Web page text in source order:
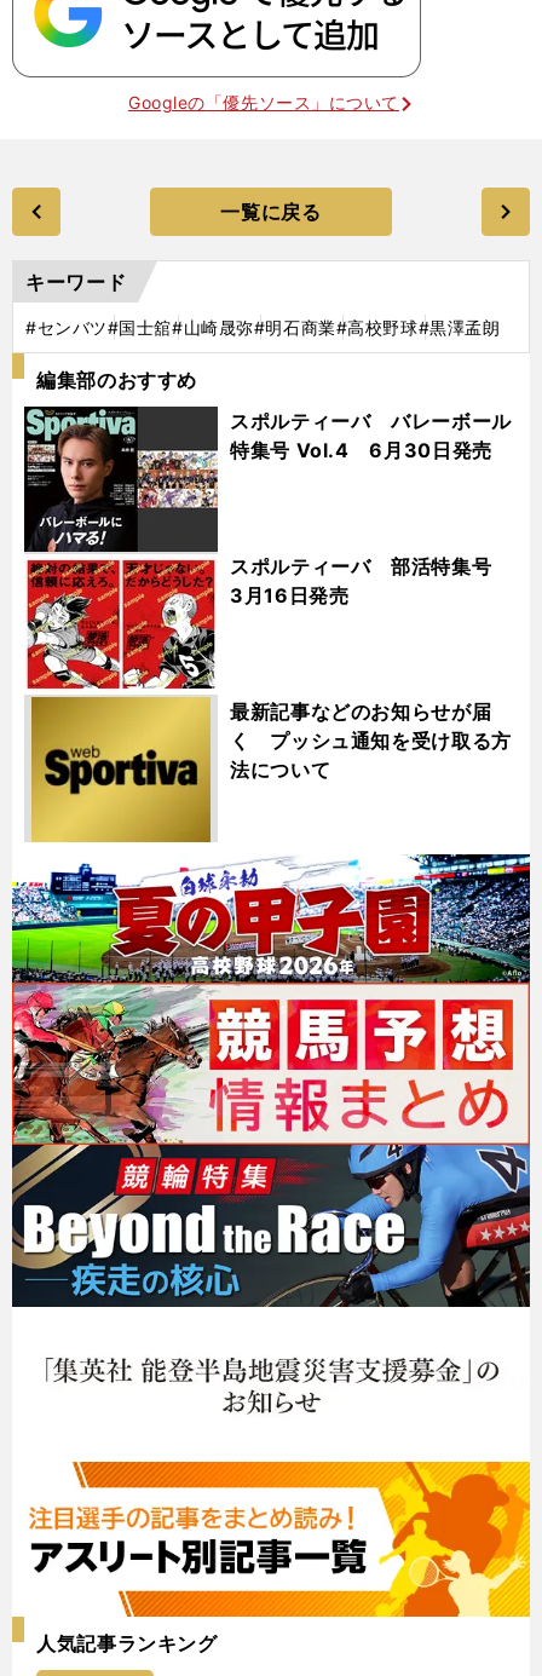
Googleの「優先ソース」について
一覧に戻る
キーワード
#センバツ#国士舘#山崎晟弥#明石商業#高校野球#黒澤孟朗
編集部のおすすめ
スポルティーバ バレーボール
特集号 Vol.4 6月30日発売
スポルティーバ 部活特集号
3月16日発売
最新記事などのお知らせが届
く プッシュ通知を受け取る方
法について
人気記事ランキング